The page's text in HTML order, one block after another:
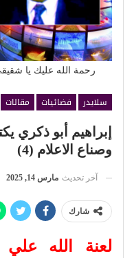
رحمة الله عليك يا
سلايدر فضائيات
مقالات
إبراهيم أبو ذكري
وصناع الاعلام (4)
آخر تحديث مارس 14, 2025
شارك
لعنة الله